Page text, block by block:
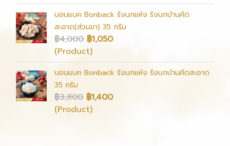
บอนแบค Bonback รังนกแห้ง รังนกบ้านคัด
สะอาด(ส่วนขา) 35 กรัม
฿4,000 ฿1,050
(Product)
บอนแบค Bonback รังนกแห้ง รังนกบ้านคัดสะอาด
35 กรัม
฿3,800 ฿1,400
(Product)